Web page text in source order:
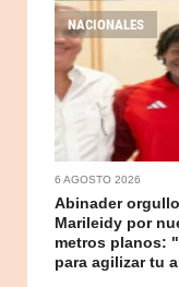
NACIONALES
6 AGOSTO 2026
Abinader
Marileidy por
metros planos:
para agilizar tu